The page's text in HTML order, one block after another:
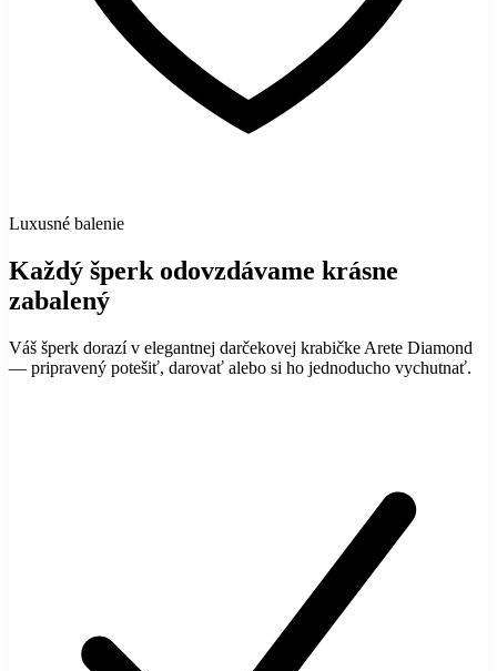
Luxusné balenie
Každý šperk odovzdávame krásne
zabalený
Váš šperk dorazí v elegantnej darčekovej krabičke Arete Diamond
— pripravený potešiť, darovať alebo si ho jednoducho vychutnať.